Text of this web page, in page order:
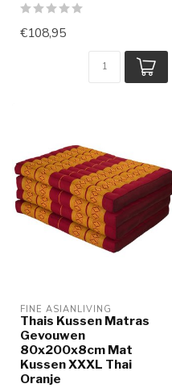
€108,95
FINE ASIANLIVING
Thais Kussen Matras
Gevouwen
80x200x8cm Mat
Kussen XXXL Thai
Oranje